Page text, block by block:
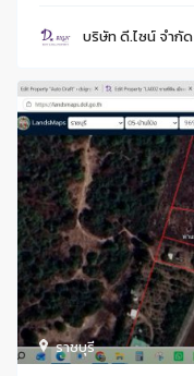
บริษัท ดี.ไซน์ จํากัด
ราชบุรี